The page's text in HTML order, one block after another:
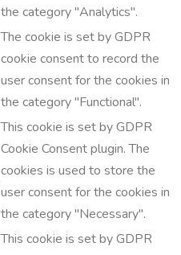
the category "Analytics".
The cookie is set by GDPR
cookie consent to record the
user consent for the cookies in
the category "Functional".
This cookie is set by GDPR
Cookie Consent plugin. The
cookies is used to store the
user consent for the cookies in
the category "Necessary".
This cookie is set by GDPR